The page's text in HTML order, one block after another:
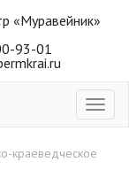
«Муравейник»
93-01
краеведческое